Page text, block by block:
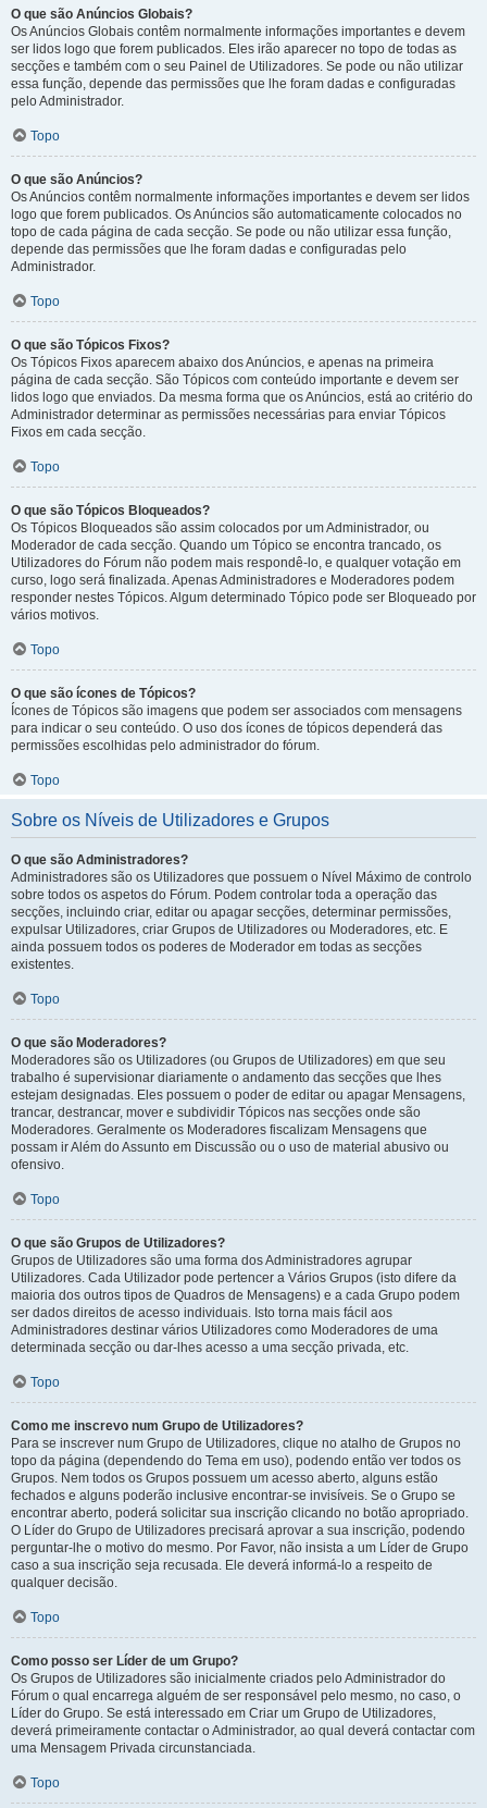
O que são Anúncios Globais?
Os Anúncios Globais contêm normalmente informações importantes e devem
ser lidos logo que forem publicados. Eles irão aparecer no topo de todas as
secções e também com o seu Painel de Utilizadores. Se pode ou não utilizar
essa função, depende das permissões que lhe foram dadas e configuradas
pelo Administrador.
Topo
O que são Anúncios?
Os Anúncios contêm normalmente informações importantes e devem ser lidos
logo que forem publicados. Os Anúncios são automaticamente colocados no
topo de cada página de cada secção. Se pode ou não utilizar essa função,
depende das permissões que lhe foram dadas e configuradas pelo
Administrador.
Topo
O que são Tópicos Fixos?
Os Tópicos Fixos aparecem abaixo dos Anúncios, e apenas na primeira
página de cada secção. São Tópicos com conteúdo importante e devem ser
lidos logo que enviados. Da mesma forma que os Anúncios, está ao critério do
Administrador determinar as permissões necessárias para enviar Tópicos
Fixos em cada secção.
Topo
O que são Tópicos Bloqueados?
Os Tópicos Bloqueados são assim colocados por um Administrador, ou
Moderador de cada secção. Quando um Tópico se encontra trancado, os
Utilizadores do Fórum não podem mais respondê-lo, e qualquer votação em
curso, logo será finalizada. Apenas Administradores e Moderadores podem
responder nestes Tópicos. Algum determinado Tópico pode ser Bloqueado por
vários motivos.
Topo
O que são ícones de Tópicos?
Ícones de Tópicos são imagens que podem ser associados com mensagens
para indicar o seu conteúdo. O uso dos ícones de tópicos dependerá das
permissões escolhidas pelo administrador do fórum.
Topo
Sobre os Níveis de Utilizadores e Grupos
O que são Administradores?
Administradores são os Utilizadores que possuem o Nível Máximo de controlo
sobre todos os aspetos do Fórum. Podem controlar toda a operação das
secções, incluindo criar, editar ou apagar secções, determinar permissões,
expulsar Utilizadores, criar Grupos de Utilizadores ou Moderadores, etc. E
ainda possuem todos os poderes de Moderador em todas as secções
existentes.
Topo
O que são Moderadores?
Moderadores são os Utilizadores (ou Grupos de Utilizadores) em que seu
trabalho é supervisionar diariamente o andamento das secções que lhes
estejam designadas. Eles possuem o poder de editar ou apagar Mensagens,
trancar, destrancar, mover e subdividir Tópicos nas secções onde são
Moderadores. Geralmente os Moderadores fiscalizam Mensagens que
possam ir Além do Assunto em Discussão ou o uso de material abusivo ou
ofensivo.
Topo
O que são Grupos de Utilizadores?
Grupos de Utilizadores são uma forma dos Administradores agrupar
Utilizadores. Cada Utilizador pode pertencer a Vários Grupos (isto difere da
maioria dos outros tipos de Quadros de Mensagens) e a cada Grupo podem
ser dados direitos de acesso individuais. Isto torna mais fácil aos
Administradores destinar vários Utilizadores como Moderadores de uma
determinada secção ou dar-lhes acesso a uma secção privada, etc.
Topo
Como me inscrevo num Grupo de Utilizadores?
Para se inscrever num Grupo de Utilizadores, clique no atalho de Grupos no
topo da página (dependendo do Tema em uso), podendo então ver todos os
Grupos. Nem todos os Grupos possuem um acesso aberto, alguns estão
fechados e alguns poderão inclusive encontrar-se invisíveis. Se o Grupo se
encontrar aberto, poderá solicitar sua inscrição clicando no botão apropriado.
O Líder do Grupo de Utilizadores precisará aprovar a sua inscrição, podendo
perguntar-lhe o motivo do mesmo. Por Favor, não insista a um Líder de Grupo
caso a sua inscrição seja recusada. Ele deverá informá-lo a respeito de
qualquer decisão.
Topo
Como posso ser Líder de um Grupo?
Os Grupos de Utilizadores são inicialmente criados pelo Administrador do
Fórum o qual encarrega alguém de ser responsável pelo mesmo, no caso, o
Líder do Grupo. Se está interessado em Criar um Grupo de Utilizadores,
deverá primeiramente contactar o Administrador, ao qual deverá contactar com
uma Mensagem Privada circunstanciada.
Topo